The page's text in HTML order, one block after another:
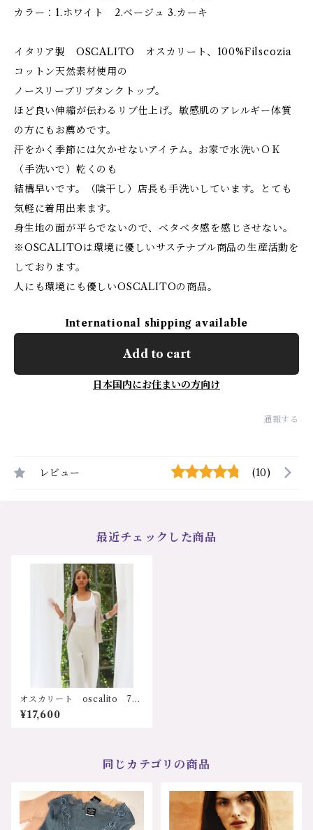
カラー：1.ホワイト 2.ベージュ 3.カーキ
イタリア製 OSCALITO オスカリート、100%Filscozia
コットン天然素材使用の
ノースリーブリブタンクトップ。
ほど良い伸縮が伝わるリブ仕上げ。敏感肌のアレルギー体質
の方にもお薦めです。
汗をかく季節には欠かせないアイテム。お家で水洗いＯＫ
（手洗いで）乾くのも
結構早いです。（陰干し）店長も手洗いしています。とても
気軽に着用出来ます。
身生地の面が平らでないので、ベタベタ感を感じさせない。
※OSCALITOは環境に優しいサステナブル商品の生産活動を
しております。
人にも環境にも優しいOSCALITOの商品。
International shipping available
Add to cart
日本国内にお住まいの方向け
通報する
レビュー (10)
最近チェックした商品
オスカリート oscalito 716
6 イタリア インポート 輸
入下着 Filoscozia コット
代 50代 シンプル ストレ
スフリー 可愛い ホワイ
ノースリーブトップ 7166 ｻ
ｲｽﾞ:2ｻｲｽﾞ ３ｻｲｽﾞ カラー：
1.ホワイト 2.ベージュ 3.カー
キ 価格：17600円（送料無
¥17,600
同じカテゴリの商品